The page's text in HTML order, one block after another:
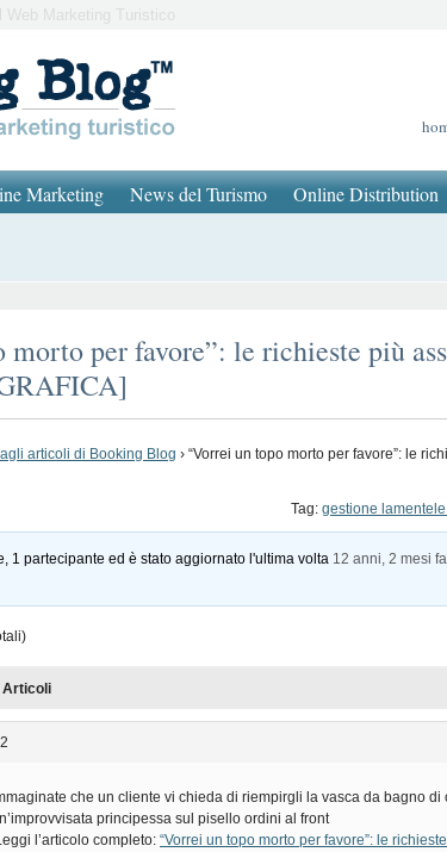
Marketing Turistico
Marketing News del Turismo Online Distribution
morto per favore”: le richieste più
articoli di Booking Blog › “Vorrei un topo morto per favore”: le
Tag: gestione lamentele
1 partecipante ed è stato aggiornato l'ultima volta 12 anni, 2 mesi fa
Articoli
che un cliente vi chieda di riempirgli la vasca da bagno di
principessa sul pisello ordini al front
l’articolo completo: “Vorrei un topo morto per favore”: le